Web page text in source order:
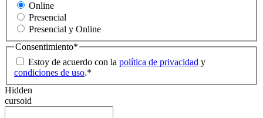
Online
Presencial
Presencial y Online
Consentimiento*
Estoy de acuerdo con la política de privacidad y
condiciones de uso.*
Hidden
cursoid